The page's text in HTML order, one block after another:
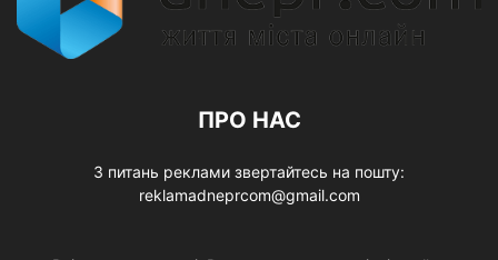
ПРО НАС
З питань реклами звертайтесь на пошту:
reklamadneprcom@gmail.com